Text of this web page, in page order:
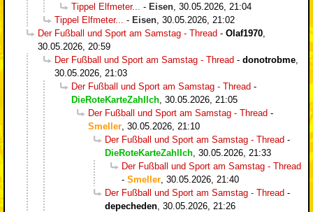
Tippel Elfmeter...
- Eisen 30.05.2026, 21:04
Tippel Elfmeter...
- Eisen 30.05.2026, 21:02
Der Fußball und Sport am Samstag - Thread - Olaf1970
30.05.2026, 20:59
Der Fußball und Sport am Samstag - Thread - donotrobme
30.05.2026, 21:03
Der Fußball und Sport am Samstag - Thread -
DieRoteKarteZahlIch 30.05.2026, 21:05
Der Fußball und Sport am Samstag - Thread -
Smeller 30.05.2026, 21:10
Der Fußball und Sport am Samstag - Thread -
DieRoteKarteZahlIch 30.05.2026, 21:33
Der Fußball und Sport am Samstag - Thread
- Smeller 30.05.2026, 21:40
Der Fußball und Sport am Samstag - Thread -
depecheden 30.05.2026, 21:26